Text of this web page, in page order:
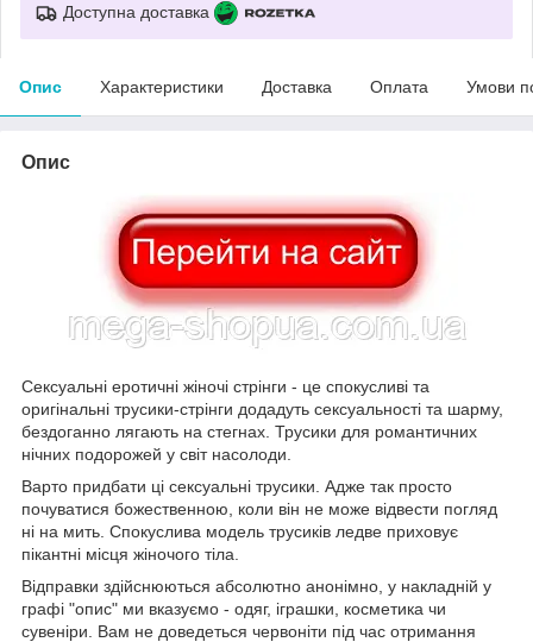
Доступна доставка
Опис Характеристики Доставка Оплата Умови
Опис
Сексуальні еротичні жіночі стрінги - це спокусливі та
оригінальні трусики-стрінги додадуть сексуальності та шарму,
бездоганно лягають на стегнах. Трусики для романтичних
нічних подорожей у світ насолоди.
Варто придбати ці сексуальні трусики. Адже так просто
почуватися божественною, коли він не може відвести погляд
ні на мить. Спокуслива модель трусиків ледве приховує
пікантні місця жіночого тіла.
Відправки здійснюються абсолютно анонімно, у накладній у
графі "опис" ми вказуємо - одяг, іграшки, косметика чи
сувеніри. Вам не доведеться червоніти під час отримання